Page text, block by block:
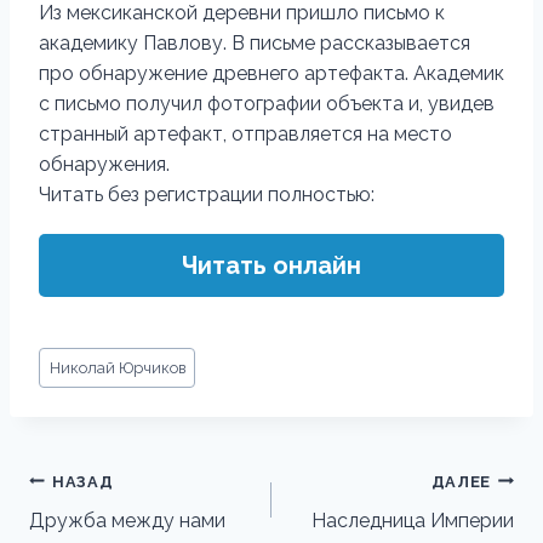
Из мексиканской деревни пришло письмо к
академику Павлову. В письме рассказывается
про обнаружение древнего артефакта. Академик
с письмо получил фотографии объекта и, увидев
странный артефакт, отправляется на место
обнаружения.
Читать без регистрации полностью:
Читать онлайн
Метки
записи:
Николай Юрчиков
Навигация
по
НАЗАД
Дружба между нами
ДАЛЕЕ
Наследница Империи